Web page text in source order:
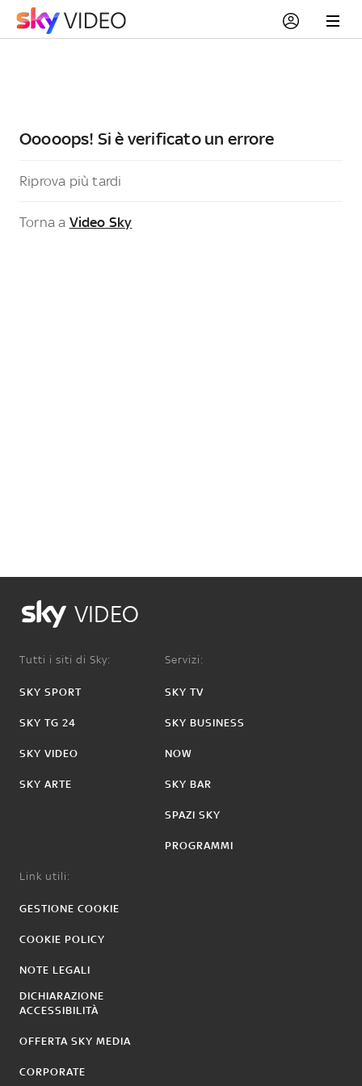
Ooooops! Si è verificato un errore
Riprova più tardi
Torna a Video Sky
VIDEO
Tutti i siti di Sky:
SKY SPORT
SKY TG 24
SKY VIDEO
SKY ARTE
Servizi:
SKY TV
SKY BUSINESS
NOW
SKY BAR
SPAZI SKY
PROGRAMMI
Link utili:
GESTIONE COOKIE
COOKIE POLICY
NOTE LEGALI
DICHIARAZIONE
ACCESSIBILITÀ
OFFERTA SKY MEDIA
CORPORATE